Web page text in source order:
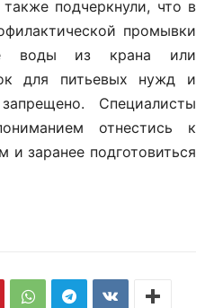
подчеркнули, что в
промывки
воды из крана или
для питьевых нужд и
Специалисты
отнестись к
и заранее подготовиться